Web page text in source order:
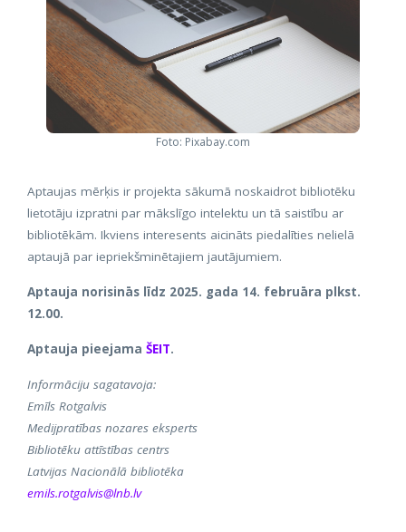
Foto: Pixabay.com
Aptaujas mērķis ir projekta sākumā noskaidrot bibliotēku
lietotāju izpratni par mākslīgo intelektu un tā saistību ar
bibliotēkām. Ikviens interesents aicināts piedalīties nelielā
aptaujā par iepriekšminētajiem jautājumiem.
Aptauja norisinās līdz 2025. gada 14. februāra plkst.
12.00.
Aptauja pieejama ŠEIT.
Informāciju sagatavoja:
Emīls Rotgalvis
Medijpratības nozares eksperts
Bibliotēku attīstības centrs
Latvijas Nacionālā bibliotēka
emils.rotgalvis@lnb.lv